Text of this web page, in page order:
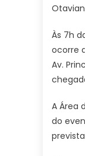
Às 7h
ocorre
Av.
A Área
do